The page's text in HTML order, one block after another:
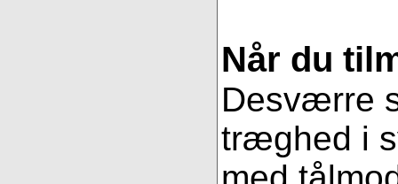
Når du
Desværre
træghed i